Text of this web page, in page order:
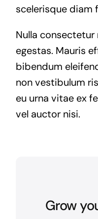
scelerisque diam
Nulla
egestas. Mauris
bibendum
non vestibulum
eu urna vitae ex
vel auctor nisi.
Grow